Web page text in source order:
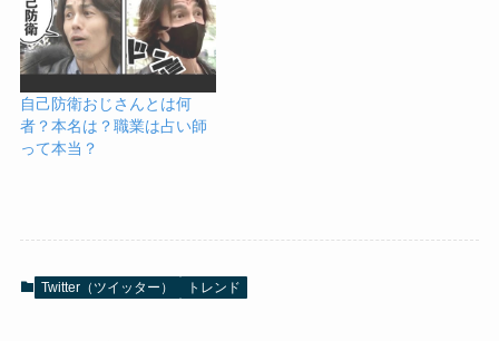
自己防衛おじさんとは何
者？本名は？職業は占い師
って本当？
Twitter（ツイッター） トレンド